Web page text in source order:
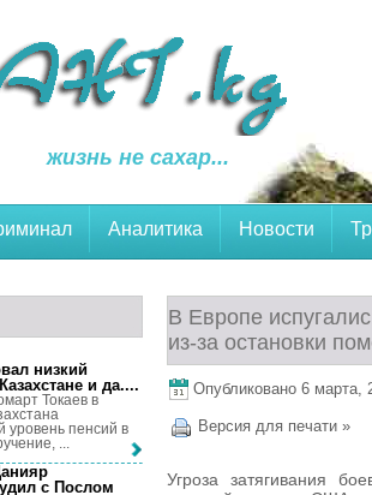
жизнь не сахар...
Аналитика Новости
В Европе
из-за остановки
Опубликовано 6 марта,
Версия для печати »
Угроза затягивания
низкий
и да....
Токаев в
уровень пенсий в
...
с Послом